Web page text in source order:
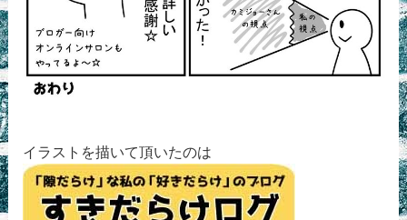
イラストを描いて頂いたのは